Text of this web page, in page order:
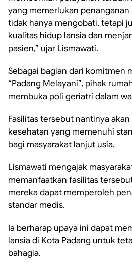
yang memerlukan penanganan
tidak hanya mengobati, tetapi
kualitas hidup lansia dan
pasien,” ujar Lismawati.
Sebagai bagian dari komitmen
“Padang Melayani”, pihak
membuka poli geriatri dalam
Fasilitas tersebut nantinya
kesehatan yang memenuhi
bagi masyarakat lanjut usia.
Lismawati mengajak
memanfaatkan fasilitas
mereka dapat memperoleh
standar medis.
Ia berharap upaya ini dapat
lansia di Kota Padang untuk
bahagia.